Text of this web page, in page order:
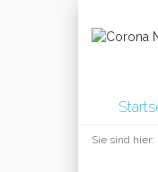
Sie sind hier: